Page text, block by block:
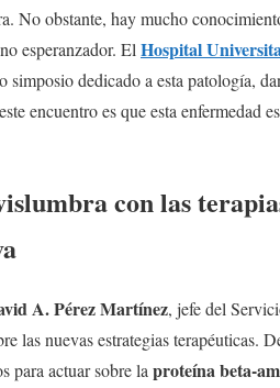
No obstante, hay mucho
esperanzador. El Hospital
simposio dedicado a esta patología,
encuentro es que esta enfermedad
con las
A. Pérez Martínez, jefe del
las nuevas estrategias terapéuticas.
para actuar sobre la proteína beta-